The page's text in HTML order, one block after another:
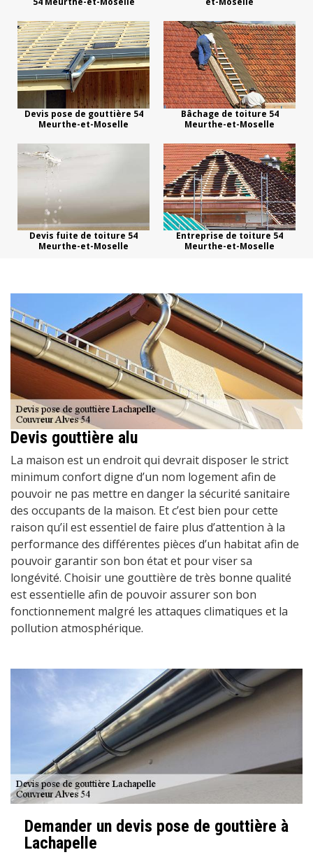
Devis pose de gouttière 54
Meurthe-et-Moselle
Bâchage de toiture 54
Meurthe-et-Moselle
Devis fuite de toiture 54
Meurthe-et-Moselle
Entreprise de toiture 54
Meurthe-et-Moselle
Devis gouttière alu
La maison est un endroit qui devrait disposer le strict
minimum confort digne d’un nom logement afin de
pouvoir ne pas mettre en danger la sécurité sanitaire
des occupants de la maison. Et c’est bien pour cette
raison qu’il est essentiel de faire plus d’attention à la
performance des différentes pièces d’un habitat afin de
pouvoir garantir son bon état et pour viser sa
longévité. Choisir une gouttière de très bonne qualité
est essentielle afin de pouvoir assurer son bon
fonctionnement malgré les attaques climatiques et la
pollution atmosphérique.
Demander un devis pose de gouttière à
Lachapelle